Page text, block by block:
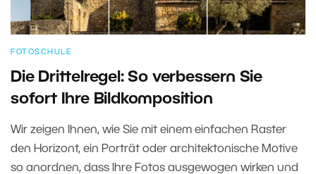
FOTOSCHULE
Die Drittelregel: So verbessern Sie
sofort Ihre Bildkomposition
Wir zeigen Ihnen, wie Sie mit einem einfachen Raster
den Horizont, ein Porträt oder architektonische Motive
so anordnen, dass Ihre Fotos ausgewogen wirken und